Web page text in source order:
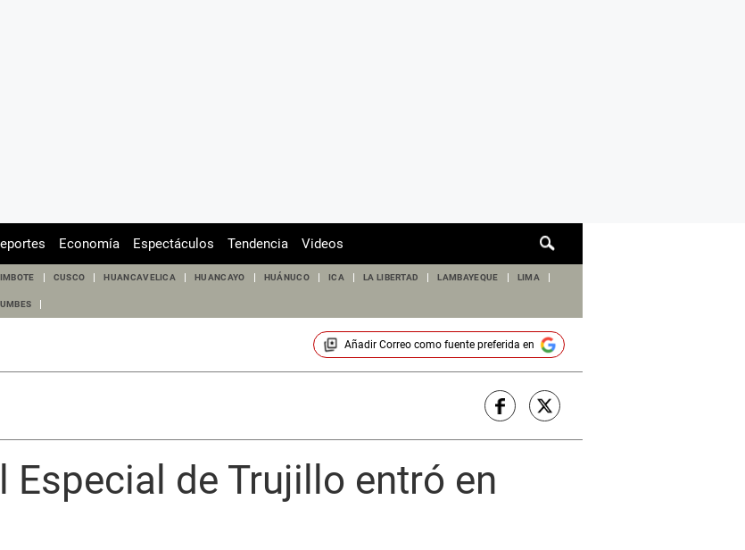
de
Economía Espectáculos Tendencia Videos
CUSCO HUANCAVELICA HUANCAYO HUÁNUCO ICA LA LIBERTAD LAMBAYEQUE LIMA
Añadir Correocomo fuente preferida en
Especial de Trujillo entró en